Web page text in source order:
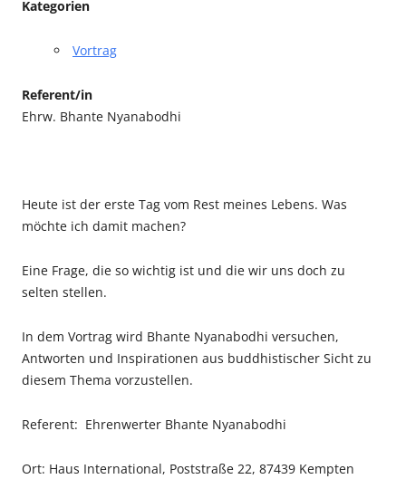
Kategorien
Vortrag
Referent/in
Ehrw. Bhante Nyanabodhi
Heute ist der erste Tag vom Rest meines Lebens. Was
möchte ich damit machen?
Eine Frage, die so wichtig ist und die wir uns doch zu
selten stellen.
In dem Vortrag wird Bhante Nyanabodhi versuchen,
Antworten und Inspirationen aus buddhistischer Sicht zu
diesem Thema vorzustellen.
Referent: Ehrenwerter Bhante Nyanabodhi
Ort: Haus International, Poststraße 22, 87439 Kempten